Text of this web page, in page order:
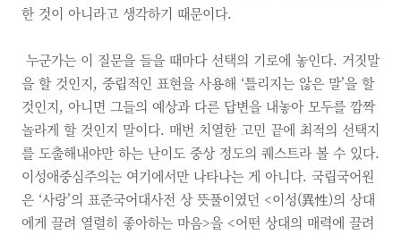
한 것이 아니라고 생각하기 때문이다.
누군가는 이 질문을 들을 때마다 선택의 기로에 놓인다. 거짓말
을 할 것인지, 중립적인 표현을 사용해 ‘틀리지는 않은 말’을 할
것인지, 아니면 그들의 예상과 다른 답변을 내놓아 모두를 깜짝
놀라게 할 것인지 말이다. 매번 치열한 고민 끝에 최적의 선택지
를 도출해내야만 하는 난이도 중상 정도의 퀘스트라 볼 수 있다.
이성애중심주의는 여기에서만 나타나는 게 아니다. 국립국어원
은 ‘사랑’의 표준국어대사전 상 뜻풀이였던 <이성(異性)의 상대
에게 끌려 열렬히 좋아하는 마음>을 <어떤 상대의 매력에 끌려